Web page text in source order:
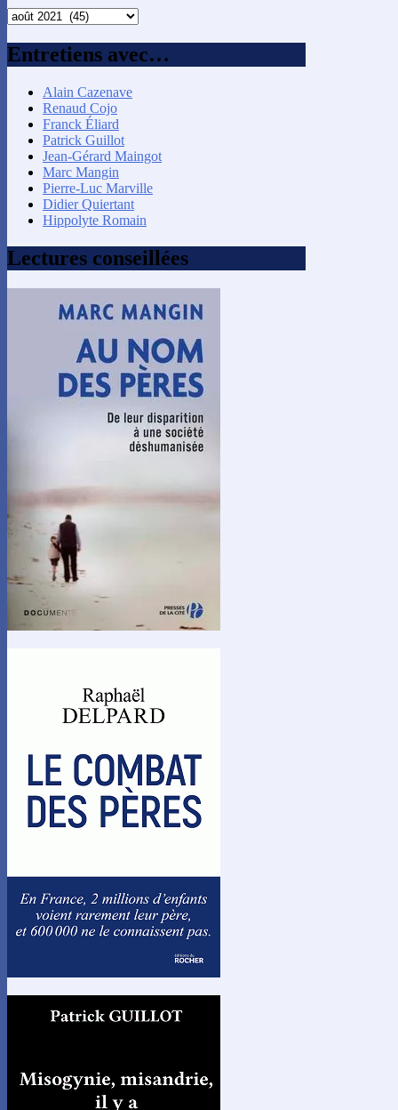
Recherche
mois
Entretiens avec…
Alain Cazenave
Renaud Cojo
Franck Éliard
Patrick Guillot
Jean-Gérard Maingot
Marc Mangin
Pierre-Luc Marville
Didier Quiertant
Hippolyte Romain
Lectures conseillées